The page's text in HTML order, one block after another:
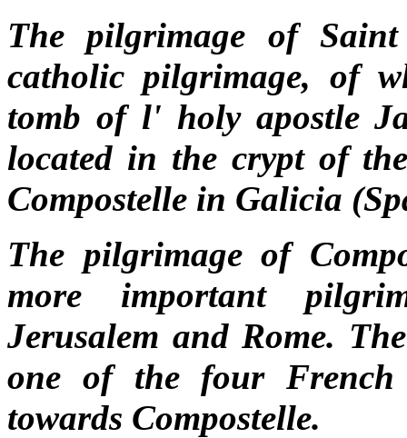
The pilgrimage of
catholic pilgrimage, of
tomb of l' holy apostle
located in the crypt of
Compostelle in Galicia
The pilgrimage of
more important
Jerusalem and Rome.
one of the four
towards Compostelle.